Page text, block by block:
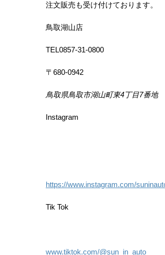
注文販売も受け付けております。
鳥取湖山店
TEL0857-31-0800
〒680-0942
鳥取県鳥取市湖山町東4丁目7番地
Instagram
https://www.instagram.com/
Tik Tok
www.tiktok.com/@sun_in_auto